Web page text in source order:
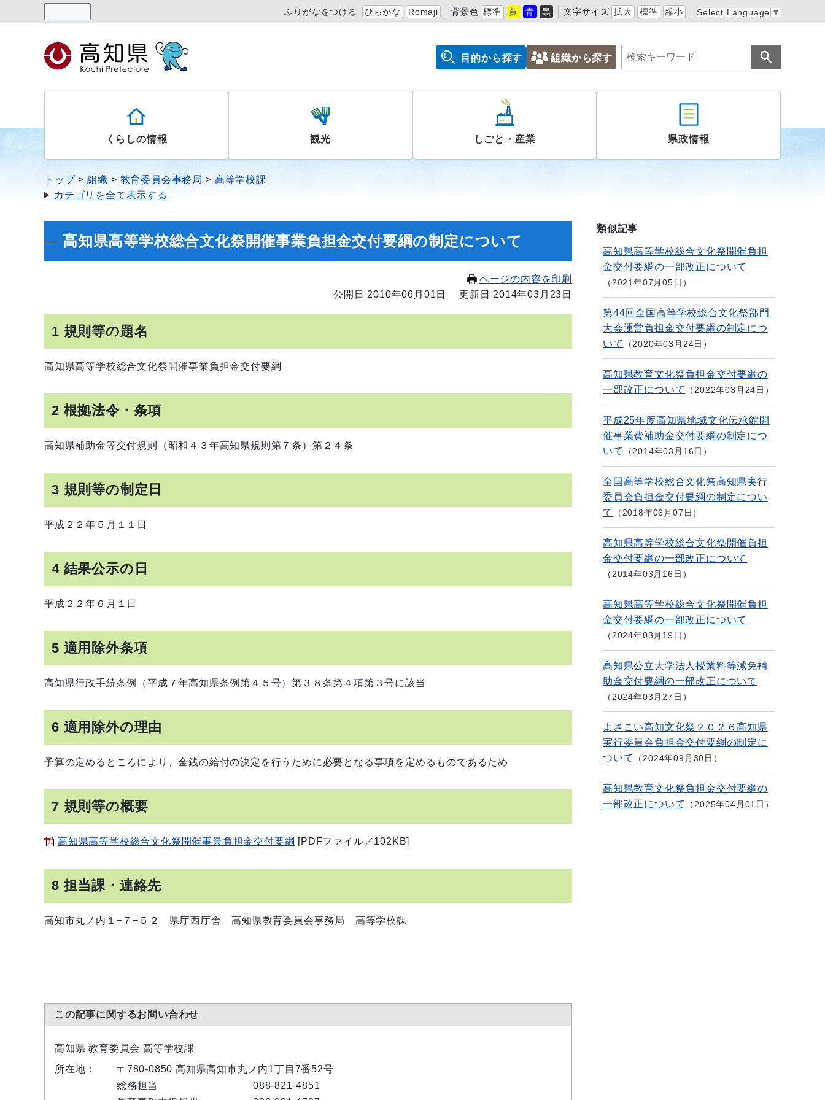
ふりがなをつける ひらがな Romaji 背景色 標準 黄 青 黒 文字サイズ 拡大 標準 縮小 Select Language ▼
目的から探す 組織から探す
くらしの情報 観光 しごと・産業 県政情報
トップ 組織 教育委員会事務局
高等学校課
カテゴリを全て表示する
高知県高等学校総合文化祭開催事業負担金交付要綱の制定について
ページの内容を印刷
公開日 2010年06月01日
更新日 2014年03月23日
1 規則等の題名
高知県高等学校総合文化祭開催事業負担金交付要綱
2 根拠法令・条項
高知県補助金等交付規則（昭和４３年高知県規則第７条）第２４条
3 規則等の制定日
平成２２年５月１１日
4 結果公示の日
平成２２年６月１日
5 適用除外条項
高知県行政手続条例（平成７年高知県条例第４５号）第３８条第４項第３号に該当
6 適用除外の理由
予算の定めるところにより、金銭の給付の決定を行うために必要となる事項を定めるものであるため
7 規則等の概要
高知県高等学校総合文化祭開催事業負担金交付要綱 [PDFファイル／102KB]
8 担当課・連絡先
高知市丸ノ内１−７−５２ 県庁西庁舎 高知県教育委員会事務局 高等学校課
この記事に関するお問い合わせ
高知県 教育委員会 高等学校課
所在地：
〒780-0850 高知県高知市丸ノ内1丁目7番52号
総務担当
088-821-4851
類似記事
高知県高等学校総合文化祭開催負担
金交付要綱の一部改正について
2021年07月05日
第44回全国高等学校総合文化祭部門
大会運営負担金交付要綱の制定につ
いて
2020年03月24日
高知県教育文化祭負担金交付要綱の
一部改正について
2022年03月24日
平成25年度高知県地域文化伝承館開
催事業費補助金交付要綱の制定につ
いて
2014年03月16日
全国高等学校総合文化祭高知県実行
委員会負担金交付要綱の制定につい
て
2018年06月07日
高知県高等学校総合文化祭開催負担
金交付要綱の一部改正について
2014年03月16日
高知県高等学校総合文化祭開催負担
金交付要綱の一部改正について
2024年03月19日
高知県公立大学法人授業料等減免補
助金交付要綱の一部改正について
2024年03月27日
よさこい高知文化祭２０２６高知県
実行委員会負担金交付要綱の制定に
ついて
2024年09月30日
高知県教育文化祭負担金交付要綱の
一部改正について
2025年04月01日